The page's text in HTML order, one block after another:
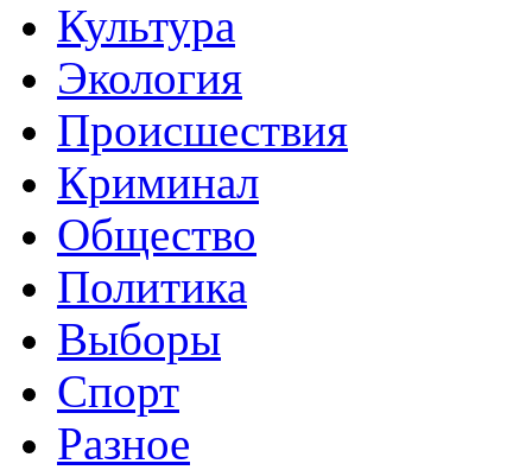
Культура
Экология
Происшествия
Криминал
Общество
Политика
Выборы
Спорт
Разное